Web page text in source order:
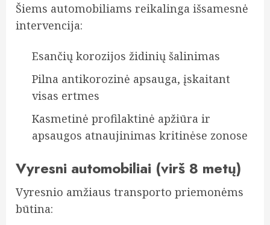
Šiems automobiliams reikalinga išsamesnė
intervencija:
Esančių korozijos židinių šalinimas
Pilna antikorozinė apsauga, įskaitant
visas ertmes
Kasmetinė profilaktinė apžiūra ir
apsaugos atnaujinimas kritinėse zonose
Vyresni automobiliai (virš 8 metų)
Vyresnio amžiaus transporto priemonėms
būtina: